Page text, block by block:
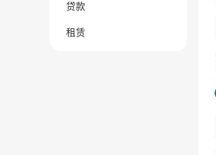
贷款
租赁